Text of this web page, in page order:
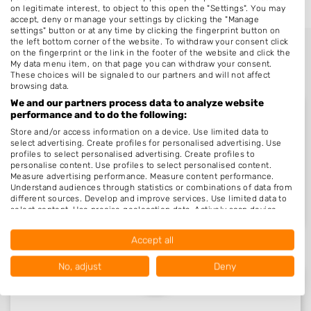
Nieuw in Blesdijke
Nog geen statistieken beschikbaar.
on legitimate interest, to object to this open the "Settings". You may
accept, deny or manage your settings by clicking the "Manage
settings" button or at any time by clicking the fingerprint button on
the left bottom corner of the website. To withdraw your consent click
on the fingerprint or the link in the footer of the website and click the
My data menu item, on that page you can withdraw your consent.
These choices will be signaled to our partners and will not affect
browsing data.
We and our partners process data to analyze website
performance and to do the following:
Store and/or access information on a device. Use limited data to
select advertising. Create profiles for personalised advertising. Use
profiles to select personalised advertising. Create profiles to
personalise content. Use profiles to select personalised content.
Measure advertising performance. Measure content performance.
Understand audiences through statistics or combinations of data from
different sources. Develop and improve services. Use limited data to
select content. Use precise geolocation data. Actively scan device
Data may be shared outside of the European Union and send to the
Your consent and the cookie policy applies solely to this website/app.
View Partner List (1016 IAB Vendors)
We use your data for the following purposes:
Accept all
No, adjust Deny